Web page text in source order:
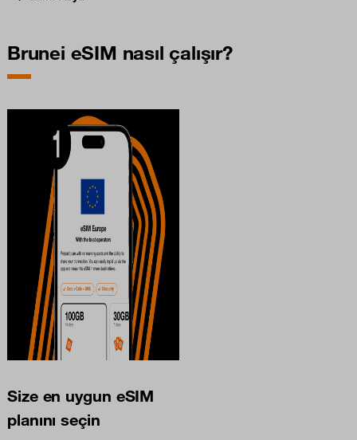
Brunei eSIM nasıl çalışır?
Size en uygun eSIM
planını seçin